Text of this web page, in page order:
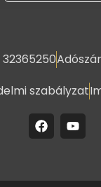
szabályzat